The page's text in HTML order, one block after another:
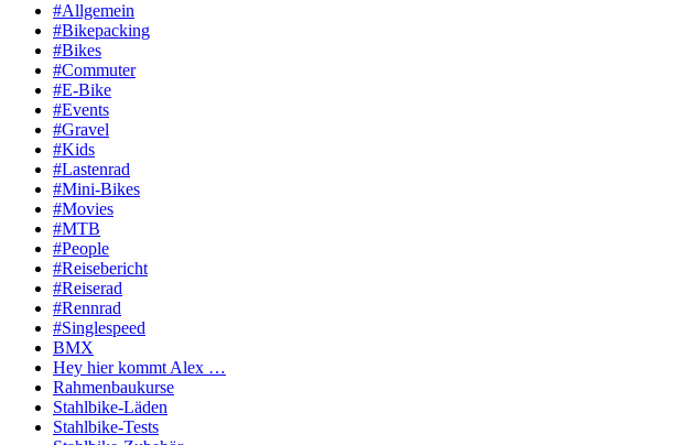
#Allgemein
#Bikepacking
#Bikes
#Commuter
#E-Bike
#Events
#Gravel
#Kids
#Lastenrad
#Mini-Bikes
#Movies
#MTB
#People
#Reisebericht
#Reiserad
#Rennrad
#Singlespeed
BMX
Hey hier kommt Alex …
Rahmenbaukurse
Stahlbike-Läden
Stahlbike-Tests